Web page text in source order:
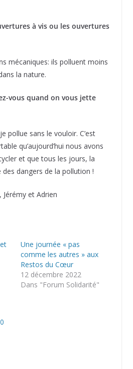
à vis ou les ouvertures
mécaniques: ils polluent moins
la nature.
vous quand on vous jette
pollue sans le vouloir. C’est
qu’aujourd’hui nous avons
et que tous les jours, la
dangers de la pollution !
Jérémy et Adrien
Une journée « pas
comme les autres » aux
Restos du Cœur
12 décembre 2022
Dans "Forum Solidarité"